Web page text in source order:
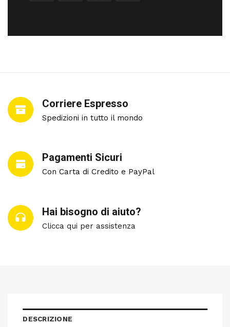
Corriere Espresso
Spedizioni in tutto il mondo
Pagamenti Sicuri
Con Carta di Credito e PayPal
Hai bisogno di aiuto?
Clicca qui per assistenza
DESCRIZIONE